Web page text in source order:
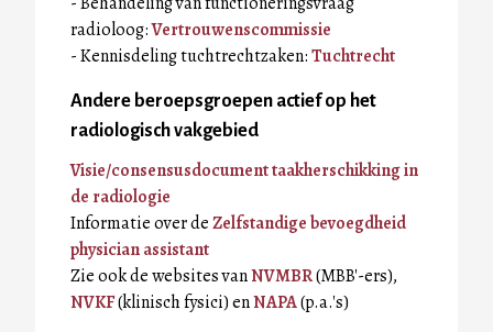
radioloog:Vertrouwenscommissie
- Kennisdeling tuchtrechtzaken:Tuchtrecht
Andere beroepsgroepen actief op het
radiologisch vakgebied
Visie/consensusdocument taakherschikking in
de radiologie
Informatie over deZelfstandige bevoegdheid
physician assistant
Zie ook de websites vanNVMBR(MBB'-ers),
NVKF(klinisch fysici) enNAPA(p.a.'s)